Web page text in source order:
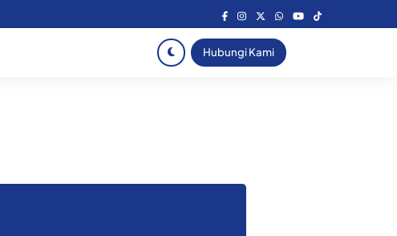
Hubungi Kami